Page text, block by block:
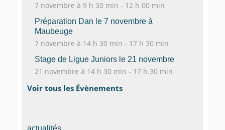
7 novembre à 9 h 30 min - 12 h 00 min
Préparation Dan le 7 novembre à
Maubeuge
7 novembre à 14 h 30 min - 17 h 30 min
Stage de Ligue Juniors le 21 novembre
21 novembre à 14 h 30 min - 17 h 30 min
Voir tous les Évènements